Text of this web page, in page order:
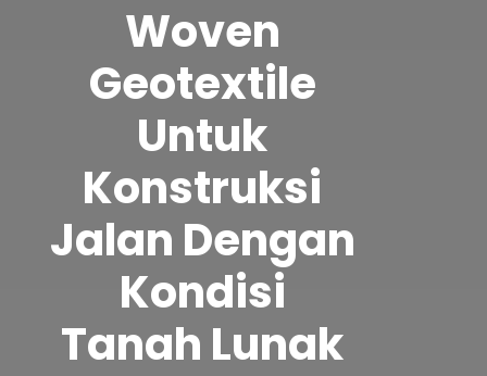
Woven
Geotextile
Untuk
Konstruksi
Jalan Dengan
Kondisi
Tanah Lunak